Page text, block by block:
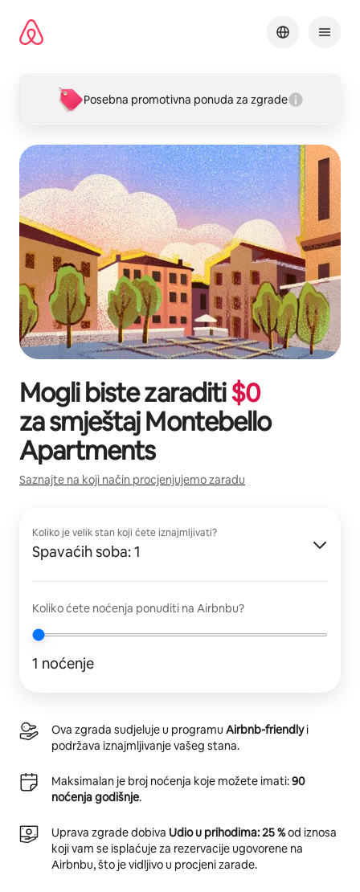
sadržaj
Posebna promotivna ponuda za zgrade
Mogli biste zaraditi$0
za smještajMontebello
Apartments
Saznajte na koji način procjenjujemo zaradu
Koliko je velik stan koji ćete iznajmljivati?
Spavaćih soba: 1
Koliko ćete noćenja ponuditi na Airbnbu?
1 noćenje
Ova zgrada sudjeluje u programu Airbnb-friendlyi
podržava iznajmljivanje vašeg stana.
Maksimalan je broj noćenja koje možete imati:90
noćenja godišnje.
Uprava zgrade dobiva Udio u prihodima: 25 %od iznosa
koji vam se isplaćuje za rezervacije ugovorene na
Airbnbu, što je vidljivo u procjeni zarade.